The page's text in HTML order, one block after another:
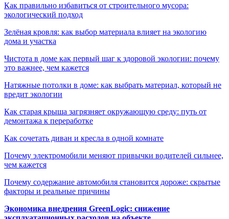
Как правильно избавиться от строительного мусора:
экологический подход
Зелёная кровля: как выбор материала влияет на экологию
дома и участка
Чистота в доме как первый шаг к здоровой экологии: почему
это важнее, чем кажется
Натяжные потолки в доме: как выбрать материал, который не
вредит экологии
Как старая крыша загрязняет окружающую среду: путь от
демонтажа к переработке
Как сочетать диван и кресла в одной комнате
Почему электромобили меняют привычки водителей сильнее,
чем кажется
Почему содержание автомобиля становится дороже: скрытые
факторы и реальные причины
Экономика внедрения GreenLogic: снижение